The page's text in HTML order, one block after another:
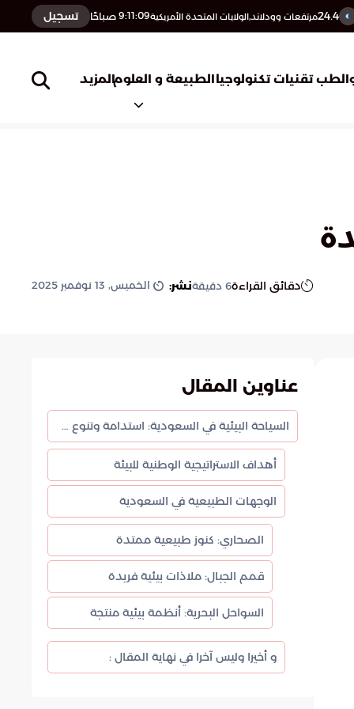
24.4مرتفعات وودلاند,الولايات المتحدة الأمريكية9:11:10 صباحًا تسجيل
تقنيات تكنولوجياالطبيعة و العلومالمزيد
دقائق القراءة6 دقيقةنشر: الخميس, 13 نوفمبر 2025
عناوين المقال
السياحة البيئية في السعودية: استدامة وتنوع طبيعي
أهداف الاستراتيجية الوطنية للبيئة
الوجهات الطبيعية في السعودية
الصحاري: كنوز طبيعية ممتدة
قمم الجبال: ملاذات بيئية فريدة
السواحل البحرية: أنظمة بيئية منتجة
و أخيرا وليس آخرا في نهاية المقال :